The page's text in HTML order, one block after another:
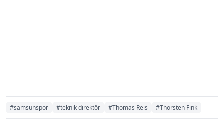
#samsunspor #teknik direktör #Thomas Reis #Thorsten Fink